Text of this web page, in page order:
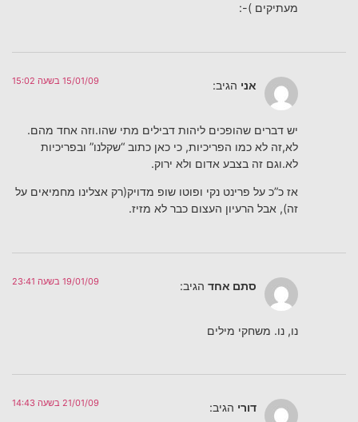
מעתיקים )-:
אני הגיב: 15/01/09 בשעה 15:02
יש דברים שהופכים ליהות דבילים מתי שהו.וזה אחד מהם.
לא,זה לא כמו הפריכיות, כי כאן כתוב “שקלנו” ובפריכיות
לא.וגם זה בצבע אדום ולא ירוק.
אז כ”כ על פרינט נקי ופוטו שופ מדויק(רק אצלינו מחמיאים על
זה), אבל הרעיון העצום כבר לא מזיז.
סתם אחד הגיב: 19/01/09 בשעה 23:41
נו, נו. משחקי מילים
דורי הגיב: 21/01/09 בשעה 14:43